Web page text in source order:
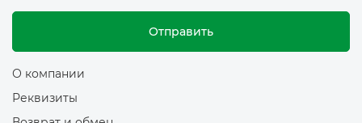
Отправить
О компании
Реквизиты